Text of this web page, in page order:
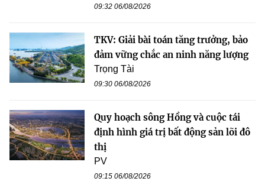
09:32 06/08/2026
TKV: Giải bài toán tăng trưởng, bảo
đảm vững chắc an ninh năng lượng
Trọng Tài
09:30 06/08/2026
Quy hoạch sông Hồng và cuộc tái
định hình giá trị bất động sản lõi đô
thị
PV
09:15 06/08/2026